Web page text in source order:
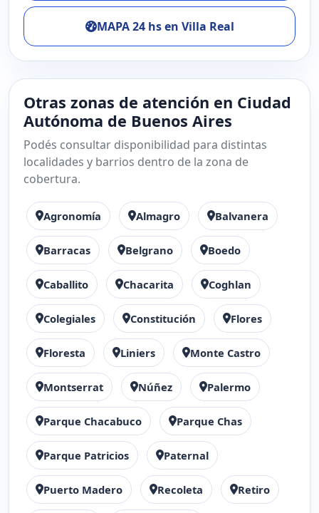
MAPA 24 hs en Villa Real
Otras zonas de atención en Ciudad
Autónoma de Buenos Aires
Podés consultar disponibilidad para distintas
localidades y barrios dentro de la zona de
cobertura.
Agronomía Almagro Balvanera
Barracas Belgrano Boedo
Caballito Chacarita Coghlan
Colegiales Constitución Flores
Floresta Liniers Monte Castro
Montserrat Núñez Palermo
Parque Chacabuco Parque Chas
Parque Patricios Paternal
Puerto Madero Recoleta Retiro